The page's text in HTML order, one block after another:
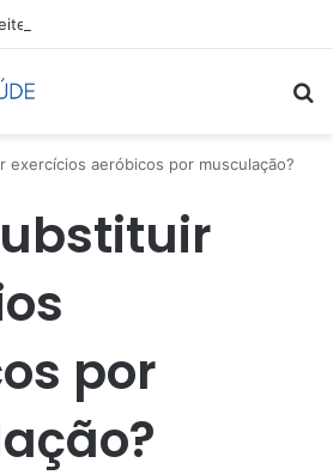
antes que acabe
exercícios aeróbicos por musculação?
por